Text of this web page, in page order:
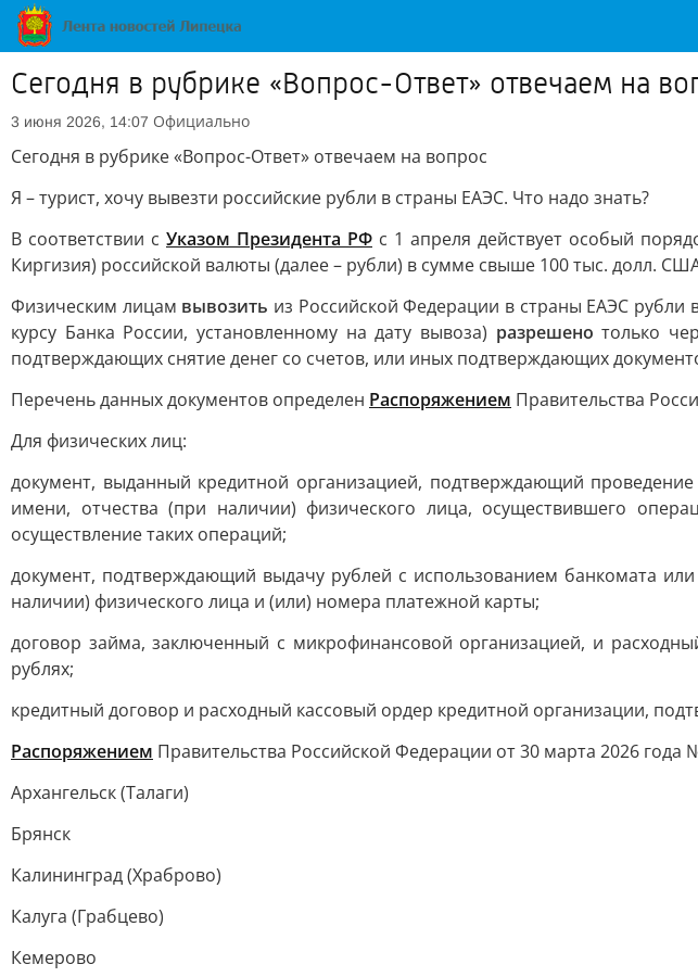
Сегодня в рубрике «Вопрос-Ответ» отвечаем на
3 июня 2026, 14:07 Официально
Сегодня в рубрике «Вопрос-Ответ» отвечаем на вопрос
Я – турист, хочу вывезти российские рубли в страны ЕАЭС. Что надо знать?
В соответствии с Указом Президента РФ с 1 апреля действует особый
Киргизия) российской валюты (далее – рубли) в сумме свыше 100 тыс. долл.
Физическим лицам вывозить из Российской Федерации в страны ЕАЭС
курсу Банка России, установленному на дату вывоза) разрешено только
подтверждающих снятие денег со счетов, или иных подтверждающих
Перечень данных документов определен Распоряжением Правительства
Для физических лиц:
документ, выданный кредитной организацией, подтверждающий
имени, отчества (при наличии) физического лица, осуществившего
осуществление таких операций;
документ, подтверждающий выдачу рублей с использованием банкомата
наличии) физического лица и (или) номера платежной карты;
договор займа, заключенный с микрофинансовой организацией, и
рублях;
кредитный договор и расходный кассовый ордер кредитной организации,
Распоряжением Правительства Российской Федерации от 30 марта 2026
Архангельск (Талаги)
Брянск
Калининград (Храброво)
Калуга (Грабцево)
Кемерово